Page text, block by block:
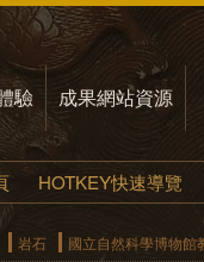
驗 成果網站資源
HOTKEY快速導覽
岩石 國立自然科學博物館